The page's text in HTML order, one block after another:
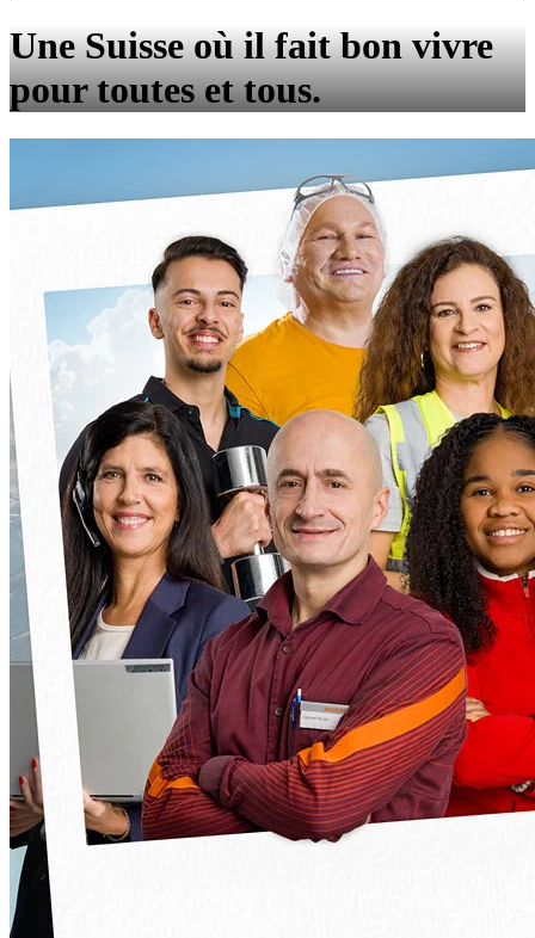
Une Suisse où il fait bon vivre
pour toutes et tous.